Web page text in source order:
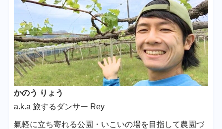
かのう りょう
a.k.a 旅するダンサー Rey
氣軽に立ち寄れる公園・いこいの場を目指して農園づ